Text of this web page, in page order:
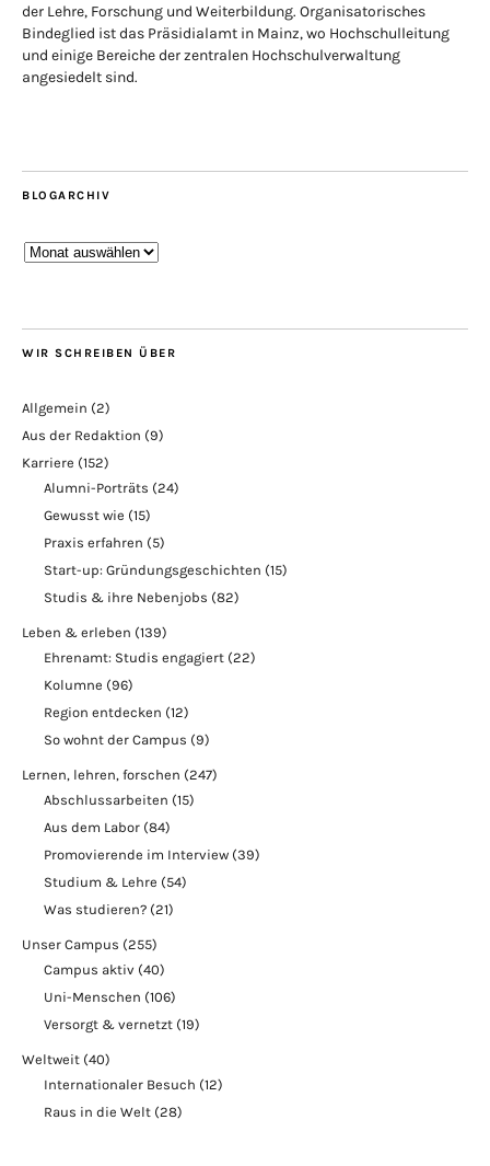
der Lehre, Forschung und Weiterbildung. Organisatorisches
Bindeglied ist das Präsidialamt in Mainz, wo Hochschulleitung
und einige Bereiche der zentralen Hochschulverwaltung
angesiedelt sind.
BLOGARCHIV
Blogarchiv
WIR SCHREIBEN ÜBER
Allgemein (2)
Aus der Redaktion (9)
Karriere (152)
Alumni-Porträts (24)
Gewusst wie (15)
Praxis erfahren (5)
Start-up: Gründungsgeschichten (15)
Studis & ihre Nebenjobs (82)
Leben & erleben (139)
Ehrenamt: Studis engagiert (22)
Kolumne (96)
Region entdecken (12)
So wohnt der Campus (9)
Lernen, lehren, forschen (247)
Abschlussarbeiten (15)
Aus dem Labor (84)
Promovierende im Interview (39)
Studium & Lehre (54)
Was studieren? (21)
Unser Campus (255)
Campus aktiv (40)
Uni-Menschen (106)
Versorgt & vernetzt (19)
Weltweit (40)
Internationaler Besuch (12)
Raus in die Welt (28)